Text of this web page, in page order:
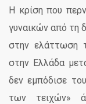
Η κρίση που
γυναικών από τη
στην ελάττωση
στην Ελλάδα
δεν εμπόδισε
των τειχών»